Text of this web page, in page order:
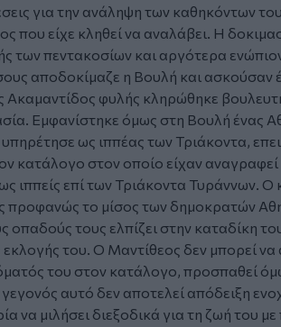
για την ανάληψη των καθηκόντων
που είχε κληθεί να αναλάβει. Η
των πεντακοσίων και αργότερα
αποδοκίμαζε η Βουλή και
Ακαμαντίδος φυλής κληρώθηκε
Εμφανίστηκε όμως στη Βουλή ένας
υπηρέτησε ως ιππέας των Τριάκοντα,
κατάλογο στον οποίο είχαν
ιππείς επί των Τριάκοντα Τυράννων. Ο
προφανώς το μίσος των δημοκρατών
οπαδούς τους ελπίζει στην καταδίκη
του. Ο Μαντίθεος δεν μπορεί να
του στον κατάλογο, προσπαθεί
γεγονός αυτό δεν αποτελεί απόδειξη
να μιλήσει διεξοδικά για τη ζωή του